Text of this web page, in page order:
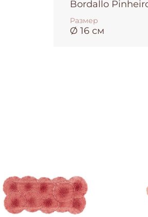
Bordallo
Размер
Ø 16 см